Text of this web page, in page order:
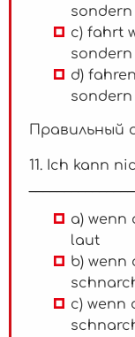
c) fahrt
d)
Правильный
11. Ich kann
a) wenn
laut
b) wenn
c) wenn